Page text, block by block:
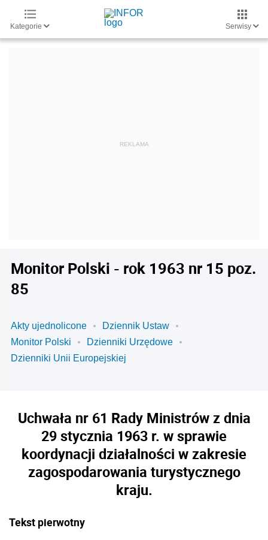
Kategorie Serwisy
Monitor Polski - rok 1963 nr 15 poz.
85
Akty ujednolicone
Dziennik Ustaw
Monitor Polski
Dzienniki Urzędowe
Dzienniki Unii Europejskiej
Uchwała nr 61 Rady Ministrów z dnia
29 stycznia 1963 r. w sprawie
koordynacji działalności w zakresie
zagospodarowania turystycznego
kraju.
Tekst pierwotny